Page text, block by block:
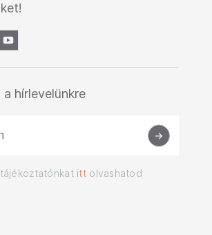
hírlevelünkre
ittolvashatod